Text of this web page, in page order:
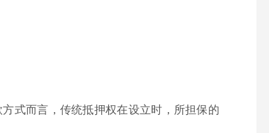
式而言，传统抵押权在设立时，所担保的